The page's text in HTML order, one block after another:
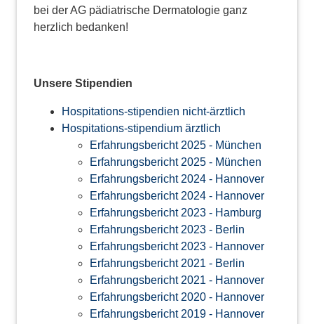
bei der AG pädiatrische Dermatologie ganz
herzlich bedanken!
Unsere Stipendien
Hospitations-stipendien nicht-ärztlich
Hospitations-stipendium ärztlich
Erfahrungsbericht 2025 - München
Erfahrungsbericht 2025 - München
Erfahrungsbericht 2024 - Hannover
Erfahrungsbericht 2024 - Hannover
Erfahrungsbericht 2023 - Hamburg
Erfahrungsbericht 2023 - Berlin
Erfahrungsbericht 2023 - Hannover
Erfahrungsbericht 2021 - Berlin
Erfahrungsbericht 2021 - Hannover
Erfahrungsbericht 2020 - Hannover
Erfahrungsbericht 2019 - Hannover